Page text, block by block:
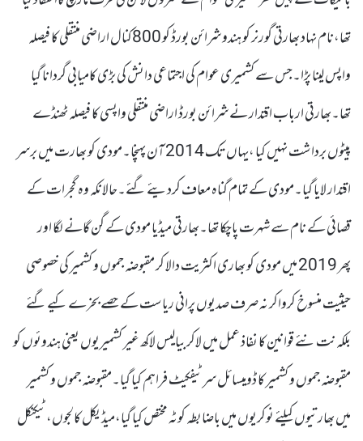
تھا،نام نہاد بھارتی گورنر کو ہندو شرائن بورڈ کو 800کنال اراضی منتقلی کا فیصلہ
واپس لینا پڑا۔جس سے کشمیری عوام کی اجتماعی دانش کی بڑی کامیابی گردانا گیا
تھا۔بھارتی ارباب اقتدار نے شرائن بورڈ اراضی منتقلی واپسی کا فیصلہ ٹھنڈے
پیٹوں برداشت نہیں کیا ،یہاں تک 2014 آن پہنچا۔مودی کو بھارت میں برسر
اقتدار لایا گیا۔مودی کے تمام گناہ معاف کردیئے گئے۔حالانکہ وہ گجرات کے
قصائی کے نام سے شہرت پاچکا تھا۔بھارتی میڈیا مودی کے گن گانے لگا اور
پھر 2019 میں مودی کو بھاری اکثریت دالا کر مقبوضہ جموں و کشمیر کی خصوصی
حیثیت منسوخ کرواکر نہ صرف صدیوں پرانی ریاست کے حصے بخرے کیے گئے
بلکہ نت نئے قوانین کا نفاذ عمل میں لاکر بیالیس لاکھ غیر کشمیریوں یعنی ہندوئوں کو
مقبوضہ جموں و کشمیر کا ڈومیسائل سرٹیفکیٹ فراہم کیا گیا۔مقبوضہ جموں و کشمیر
میں بھارتیوں کیلئے نوکریوں میں باضابطہ کوٹہ مختص کیا گیا،میڈیکل کالجوں،ٹیکنکل